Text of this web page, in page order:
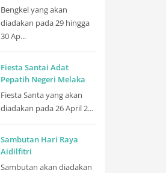
Bengkel yang akan
diadakan pada 29 hingga
30 Ap...
Fiesta Santai Adat
Pepatih Negeri Melaka
Fiesta Santa yang akan
diadakan pada 26 April 2...
Sambutan Hari Raya
Aidilfitri
Sambutan akan diadakan